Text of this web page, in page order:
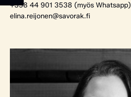
+358 44 901 3538 (myös Whatsapp)
elina.reijonen@savorak.fi